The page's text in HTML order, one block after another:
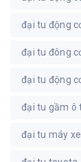
đại tu động
đại tu đông
đại tu động
đại tu gầm ô
đại tu máy